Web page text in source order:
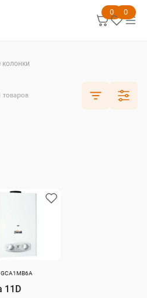
0 0
колонки
товаров
11D